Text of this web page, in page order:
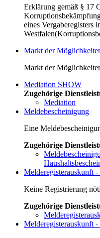
Erklärung gemäß § 17
eines Vergaberegisters
Markt der
Markt der
Mediation SHOW
Zugehörige
Mediation
Meldebescheinigung
Eine
Zugehörige
Melderegisterauskunft -
Keine Registrierung
Zugehörige
Melderegisterauskunft